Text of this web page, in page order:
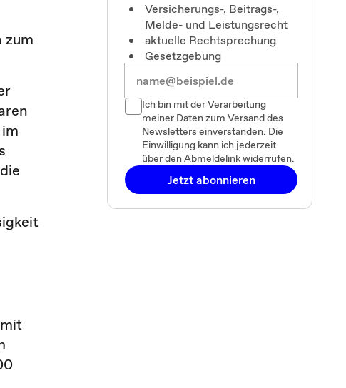
zum
Versicherungs-, Beitrags-,
Melde- und Leistungsrecht
aktuelle Rechtsprechung
Gesetzgebung
Ich bin mit der Verarbeitung
meiner Daten zum Versand des
Newsletters einverstanden. Die
Einwilligung kann ich jederzeit
über den Abmeldelink widerrufen.
Jetzt abonnieren